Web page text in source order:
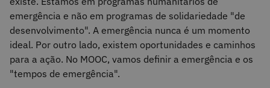
emergência e não em programas de solidariedade "de
desenvolvimento". A emergência nunca é um momento
ideal. Por outro lado, existem oportunidades e caminhos
para a ação. No MOOC, vamos definir a emergência e os
"tempos de emergência".